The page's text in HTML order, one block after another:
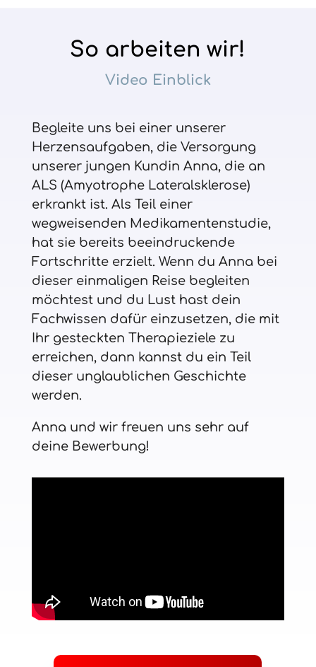
So arbeiten wir!
Video Einblick
Begleite uns bei einer unserer
Herzensaufgaben, die Versorgung
unserer jungen Kundin Anna, die an
ALS (Amyotrophe Lateralsklerose)
erkrankt ist. Als Teil einer
wegweisenden Medikamentenstudie,
hat sie bereits beeindruckende
Fortschritte erzielt. Wenn du Anna bei
dieser einmaligen Reise begleiten
möchtest und du Lust hast dein
Fachwissen dafür einzusetzen, die mit
Ihr gesteckten Therapieziele zu
erreichen, dann kannst du ein Teil
dieser unglaublichen Geschichte
werden.
Anna und wir freuen uns sehr auf
deine Bewerbung!